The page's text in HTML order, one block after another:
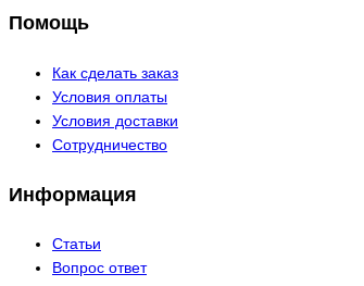
Помощь
Как сделать заказ
Условия оплаты
Условия доставки
Сотрудничество
Информация
Статьи
Вопрос ответ